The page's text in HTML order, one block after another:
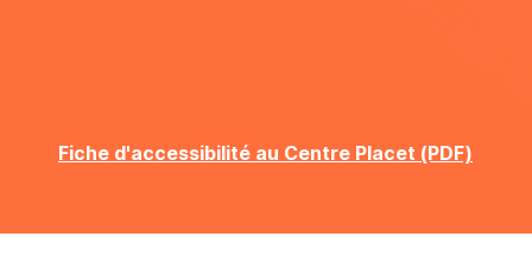
Fiche d'accessibilité au Centre Placet (PDF)